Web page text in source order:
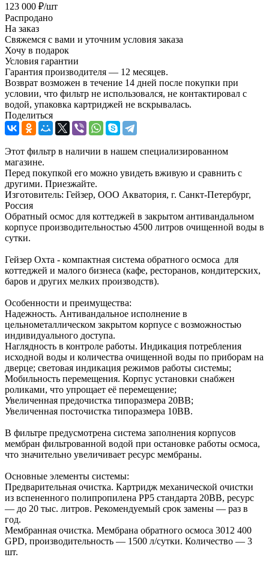
123 000 ₽/шт
Распродано
На заказ
Свяжемся с вами и уточним условия заказа
Хочу в подарок
Условия гарантии
Гарантия производителя — 12 месяцев.
Возврат возможен в течение 14 дней после покупки при
условии, что фильтр не использовался, не контактировал с
водой, упаковка картриджей не вскрывалась.
Поделиться
Этот фильтр в наличии в нашем специализированном
магазине.
Перед покупкой его можно увидеть вживую и сравнить с
другими. Приезжайте.
Изготовитель: Гейзер, ООО Акватория, г. Санкт-Петербург,
Россия
Обратный осмос для коттеджей в закрытом антивандальном
корпусе производительностью 4500 литров очищенной воды в
сутки.
Гейзер Охта - компактная система обратного осмоса для
коттеджей и малого бизнеса (кафе, ресторанов, кондитерских,
баров и других мелких производств).
Особенности и преимущества:
Надежность. Антивандальное исполнение в
цельнометаллическом закрытом корпусе с возможностью
индивидуального доступа.
Наглядность в контроле работы. Индикация потребления
исходной воды и количества очищенной воды по приборам на
дверце; световая индикация режимов работы системы;
Мобильность перемещения. Корпус установки снабжен
роликами, что упрощает её перемещение;
Увеличенная предочистка типоразмера 20BB;
Увеличенная посточистка типоразмера 10ВВ.
В фильтре предусмотрена система заполнения корпусов
мембран фильтрованной водой при остановке работы осмоса,
что значительно увеличивает ресурс мембраны.
Основные элементы системы:
Предварительная очистка. Картридж механической очистки
из вспененного полипропилена РР5 стандарта 20ВВ, ресурс
— до 20 тыс. литров. Рекомендуемый срок замены — раз в
год.
Мембранная очистка. Мембрана обратного осмоса 3012 400
GPD, производительность — 1500 л/сутки. Количество — 3
шт.